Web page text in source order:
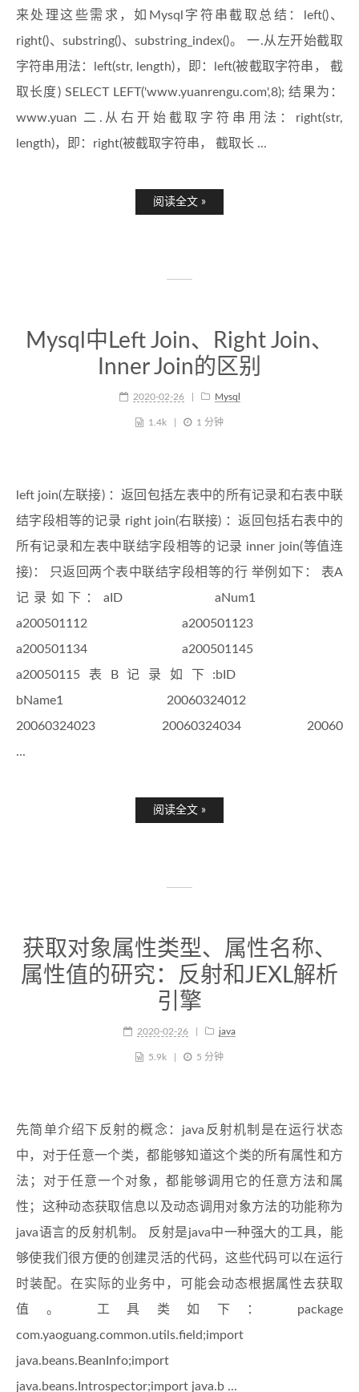
来处理这些需求，如Mysql字符串截取总结：left()、
right()、substring()、substring_index()。 一.从左开始截取
字符串用法：left(str, length)，即：left(被截取字符串， 截
取长度) SELECT LEFT('www.yuanrengu.com',8); 结果为：
www.yuan 二.从右开始截取字符串用法：right(str,
length)，即：right(被截取字符串， 截取长 ...
阅读全文 »
Mysql中Left Join、Right Join、
Inner Join的区别
2020-02-26 Mysql
1.4k 1 分钟
left join(左联接) ：返回包括左表中的所有记录和右表中联
结字段相等的记录 right join(右联接) ：返回包括右表中的
所有记录和左表中联结字段相等的记录 inner join(等值连
接)： 只返回两个表中联结字段相等的行 举例如下： 表A
记录如下：aID aNum1
a200501112 a200501123
a200501134 a200501145
a20050115表B记录如下:bID
bName1 20060324012
20060324023 20060324034 20060
...
阅读全文 »
获取对象属性类型、属性名称、
属性值的研究：反射和JEXL解析
引擎
2020-02-26 java
5.9k 5 分钟
先简单介绍下反射的概念：java反射机制是在运行状态
中，对于任意一个类，都能够知道这个类的所有属性和方
法；对于任意一个对象，都能够调用它的任意方法和属
性；这种动态获取信息以及动态调用对象方法的功能称为
java语言的反射机制。 反射是java中一种强大的工具，能
够使我们很方便的创建灵活的代码，这些代码可以在运行
时装配。在实际的业务中，可能会动态根据属性去获取
值。 工具类如下： package
com.yaoguang.common.utils.field;import
java.beans.BeanInfo;import
java.beans.Introspector;import java.b ...